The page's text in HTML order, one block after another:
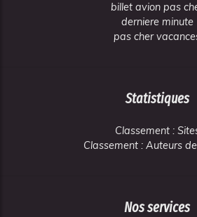
billet avion pas
derniere minute
pas cher
Statistiques
Classement :
Classement : Auteurs
Nos services